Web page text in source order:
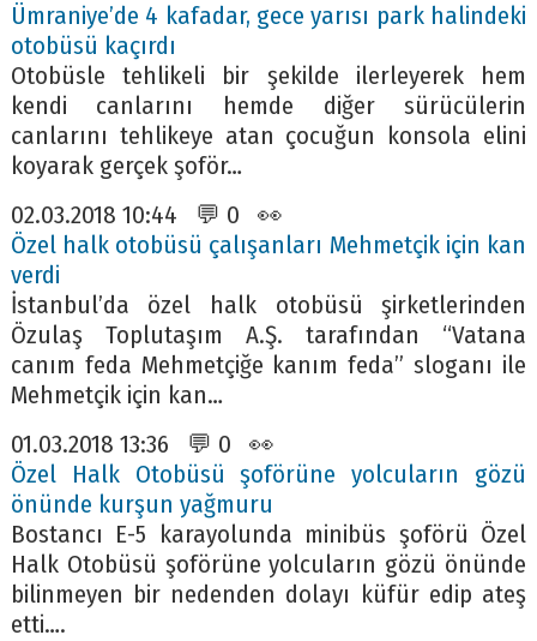
Ümraniye’de 4 kafadar, gece yarısı park halindeki
otobüsü kaçırdı
Otobüsle tehlikeli bir şekilde ilerleyerek hem
kendi canlarını hemde diğer sürücülerin
canlarını tehlikeye atan çocuğun konsola elini
koyarak gerçek şoför…
02.03.2018 10:44 💬 0 👀
Özel halk otobüsü çalışanları Mehmetçik için kan
verdi
İstanbul’da özel halk otobüsü şirketlerinden
Özulaş Toplutaşım A.Ş. tarafından “Vatana
canım feda Mehmetçiğe kanım feda” sloganı ile
Mehmetçik için kan…
01.03.2018 13:36 💬 0 👀
Özel Halk Otobüsü şoförüne yolcuların gözü
önünde kurşun yağmuru
Bostancı E-5 karayolunda minibüs şoförü Özel
Halk Otobüsü şoförüne yolcuların gözü önünde
bilinmeyen bir nedenden dolayı küfür edip ateş
etti….